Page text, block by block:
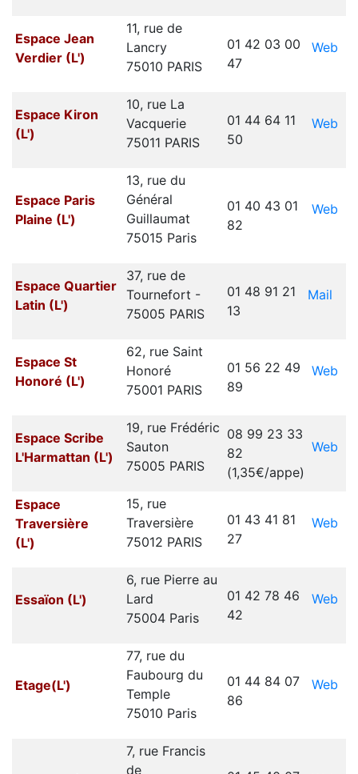
Espace Jean
Verdier (L')
11, rue de
Lancry
75010 PARIS
01 42 03 00
47
Web
Espace Kiron
(L')
10, rue La
Vacquerie
75011 PARIS
01 44 64 11
50
Web
Espace Paris
Plaine (L')
13, rue du
Général
Guillaumat
75015 Paris
01 40 43 01
82
Web
Espace Quartier
Latin (L')
37, rue de
Tournefort -
75005 PARIS
01 48 91 21
13
Mail
Espace St
Honoré (L')
62, rue Saint
Honoré
75001 PARIS
01 56 22 49
89
Web
Espace Scribe
L'Harmattan (L')
19, rue Frédéric
Sauton
75005 PARIS
08 99 23 33
82
(1,35€/appe)
Web
Espace
Traversière
(L')
15, rue
Traversière
75012 PARIS
01 43 41 81
27
Web
Essaïon (L')
6, rue Pierre au
Lard
75004 Paris
01 42 78 46
42
Web
Etage(L')
77, rue du
Faubourg du
Temple
75010 Paris
01 44 84 07
86
Web
7, rue Francis
de